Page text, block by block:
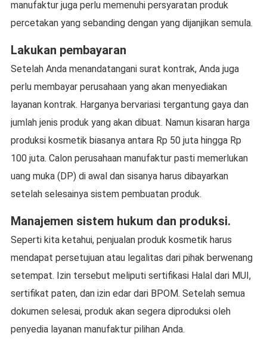
manufaktur juga perlu memenuhi persyaratan produk
percetakan yang sebanding dengan yang dijanjikan semula.
Lakukan pembayaran
Setelah Anda menandatangani surat kontrak, Anda juga
perlu membayar perusahaan yang akan menyediakan
layanan kontrak. Harganya bervariasi tergantung gaya dan
jumlah jenis produk yang akan dibuat. Namun kisaran harga
produksi kosmetik biasanya antara Rp 50 juta hingga Rp
100 juta. Calon perusahaan manufaktur pasti memerlukan
uang muka (DP) di awal dan sisanya harus dibayarkan
setelah selesainya sistem pembuatan produk.
Manajemen sistem hukum dan produksi.
Seperti kita ketahui, penjualan produk kosmetik harus
mendapat persetujuan atau legalitas dari pihak berwenang
setempat. Izin tersebut meliputi sertifikasi Halal dari MUI,
sertifikat paten, dan izin edar dari BPOM. Setelah semua
dokumen selesai, produk akan segera diproduksi oleh
penyedia layanan manufaktur pilihan Anda.